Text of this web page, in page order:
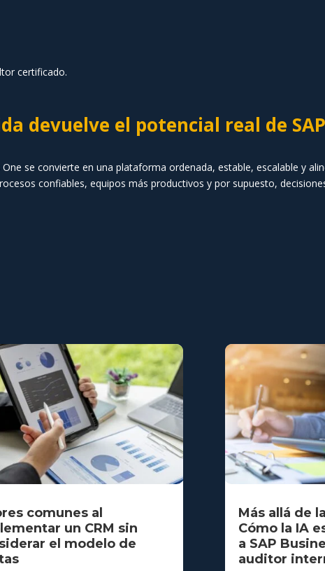
certificado.
devuelve el potencial real de
se convierte en una plataforma ordenada, estable, escalable y
confiables, equipos más productivos y por supuesto,
comunes al
un CRM sin
el modelo de
Más allá de
Cómo la IA
a SAP
auditor